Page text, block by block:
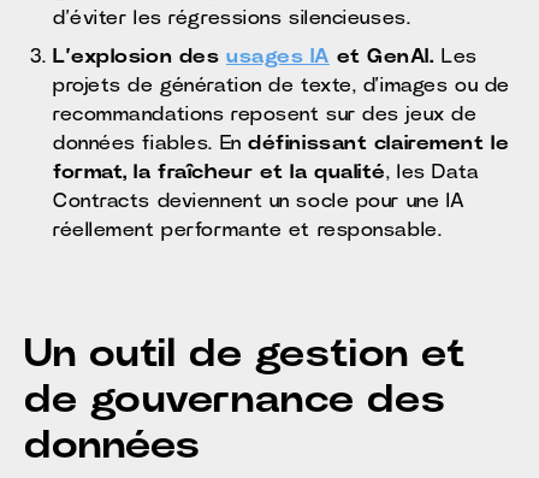
d’éviter les régressions silencieuses.
L’explosion des usages IA et GenAI. Les
projets de génération de texte, d’images ou de
recommandations reposent sur des jeux de
données fiables. Endéfinissant clairement le
format, la fraîcheur et la qualité, les Data
Contracts deviennent un socle pour une IA
réellement performante et responsable.
Un outil de gestion et
de gouvernance des
données